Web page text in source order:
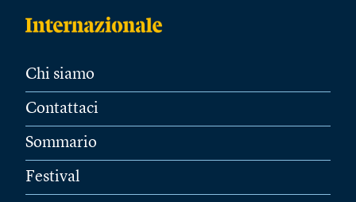
Chi siamo
Contattaci
Sommario
Festival